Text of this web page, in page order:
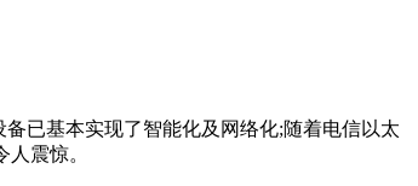
已基本实现了智能化及网络化;随着电信以太
震惊。